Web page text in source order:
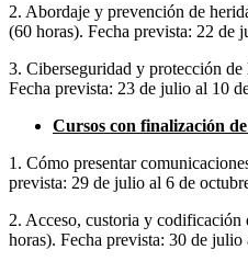
2. Abordaje y prevención de
(60 horas). Fecha prevista: 22 de
3. Ciberseguridad y protección
Fecha prevista: 23 de julio al 10
Cursos con finalización
1. Cómo presentar
prevista: 29 de julio al 6 de
2. Acceso, custoria y
horas). Fecha prevista: 30 de julio